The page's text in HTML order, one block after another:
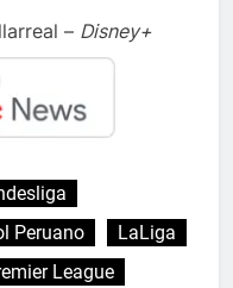
– Disney+
Peruano
LaLiga
League